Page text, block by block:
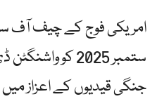
ستمبر 2025 کو
جنگی قیدیوں کے اعزاز